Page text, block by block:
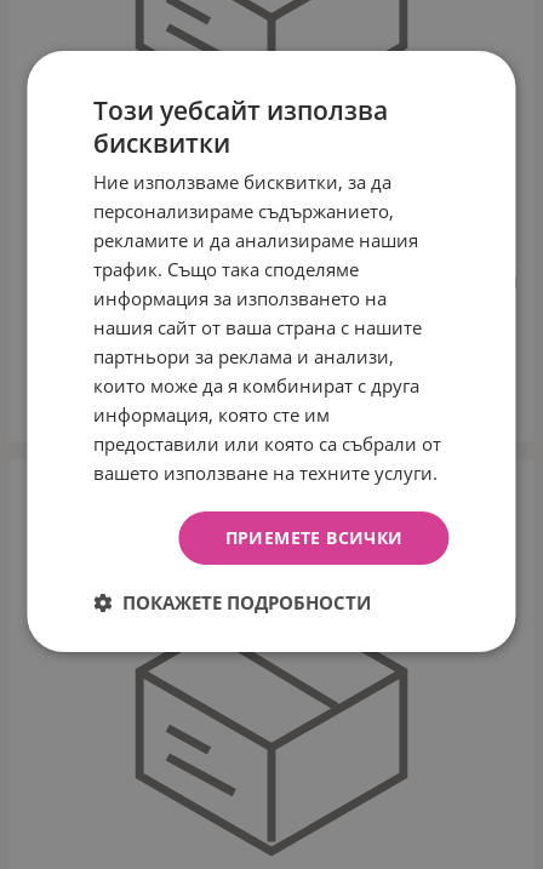
8477 NUVITA КОМПЛЕКТ ВИЛИЦА И ЛЪЖИЦА В КУТИЯ
COOL GREEN
Арт.№: NU-PPPL0130
5.99
€
КУПИ
Този уебсайт използва
бисквитки
Ние използваме бисквитки, за да
персонализираме съдържанието,
рекламите и да анализираме нашия
трафик. Също така споделяме
информация за използването на
нашия сайт от ваша страна с нашите
партньори за реклама и анализи,
които може да я комбинират с друга
информация, която сте им
предоставили или която са събрали от
вашето използване на техните услуги.
ПРИЕМЕТЕ ВСИЧКИ
ПОКАЖЕТЕ ПОДРОБНОСТИ